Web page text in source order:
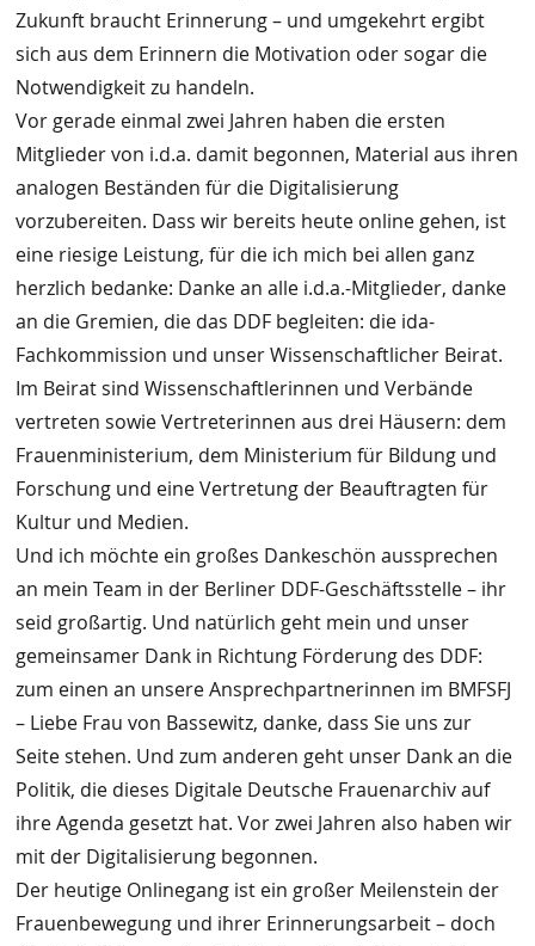
Zukunft braucht Erinnerung – und umgekehrt ergibt
sich aus dem Erinnern die Motivation oder sogar die
Notwendigkeit zu handeln.
Vor gerade einmal zwei Jahren haben die ersten
Mitglieder von i.d.a. damit begonnen, Material aus ihren
analogen Beständen für die Digitalisierung
vorzubereiten. Dass wir bereits heute online gehen, ist
eine riesige Leistung, für die ich mich bei allen ganz
herzlich bedanke: Danke an alle i.d.a.-Mitglieder, danke
an die Gremien, die das DDF begleiten: die ida-
Fachkommission und unser Wissenschaftlicher Beirat.
Im Beirat sind Wissenschaftlerinnen und Verbände
vertreten sowie Vertreterinnen aus drei Häusern: dem
Frauenministerium, dem Ministerium für Bildung und
Forschung und eine Vertretung der Beauftragten für
Kultur und Medien.
Und ich möchte ein großes Dankeschön aussprechen
an mein Team in der Berliner DDF-Geschäftsstelle – ihr
seid großartig. Und natürlich geht mein und unser
gemeinsamer Dank in Richtung Förderung des DDF:
zum einen an unsere Ansprechpartnerinnen im BMFSFJ
– Liebe Frau von Bassewitz, danke, dass Sie uns zur
Seite stehen. Und zum anderen geht unser Dank an die
Politik, die dieses Digitale Deutsche Frauenarchiv auf
ihre Agenda gesetzt hat. Vor zwei Jahren also haben wir
mit der Digitalisierung begonnen.
Der heutige Onlinegang ist ein großer Meilenstein der
Frauenbewegung und ihrer Erinnerungsarbeit – doch